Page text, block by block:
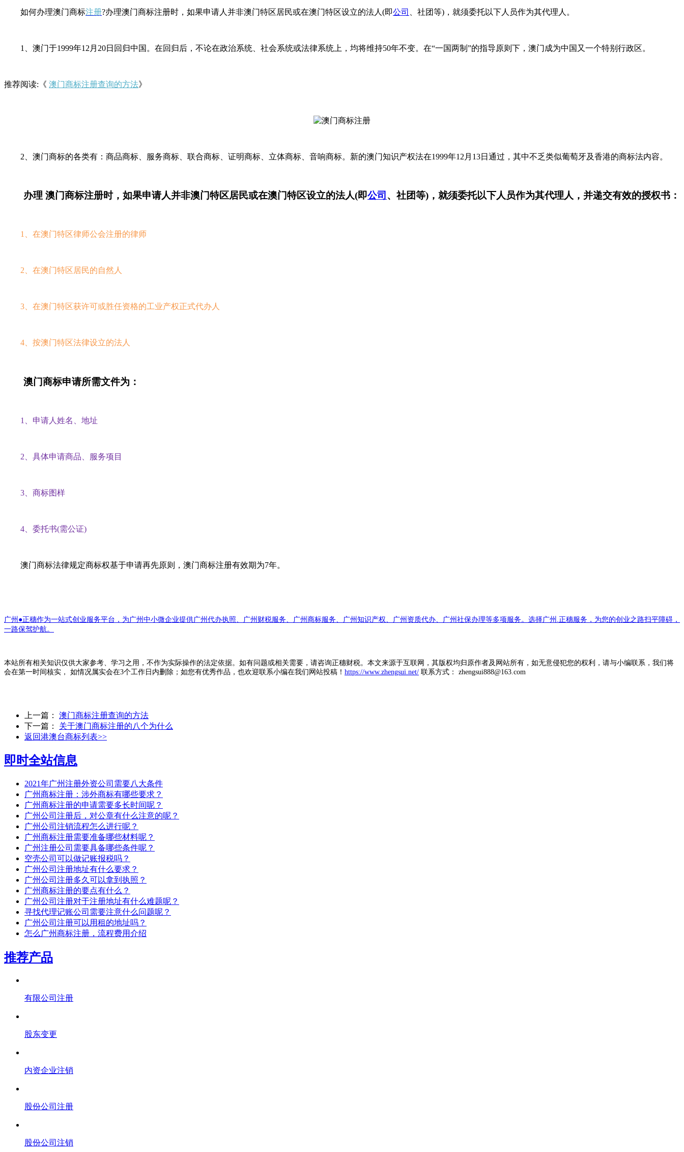
如何办理澳门商标注册?办理澳门商标注册时，如果申请人并非澳门特区居民或在澳门特区设立的法人(即公司 、社团等)，就须委托以下人员作为其代理人。
1、澳门于1999年12月20日回归中国。在回归后，不论在政治系统、社会系统或法律系统上，均将维持50年不变。在“一国两制”的指导原则下，澳门成为中国又一个特别行政区。
推荐阅读:《 澳门商标注册查询的方法》
2、澳门商标的各类有：商品商标、服务商标、联合商标、证明商标、立体商标、音响商标。新的澳门知识产权法在1999年12月13日通过，其中不乏类似葡萄牙及香港的商标法内容。
办理 澳门商标注册时，如果申请人并非澳门特区居民或在澳门特区设立的法人(即公司 、社团等)，就须委托以下人员作为其代理人，并递交有效的授权书：
1、在澳门特区律师公会注册的律师
2、在澳门特区居民的自然人
3、在澳门特区获许可或胜任资格的工业产权正式代办人
4、按澳门特区法律设立的法人
澳门商标申请所需文件为：
1、申请人姓名、地址
2、具体申请商品、服务项目
3、商标图样
4、委托书(需公证)
澳门商标法律规定商标权基于申请再先原则，澳门商标注册有效期为7年。
广州●正穗作为一站式创业服务平台，为广州中小微企业提供广州代办执照、广州财税服务、广州商标服务、广州知识产权、广州资质代办、广州社保办理等多项服务。选择广州.正穗服务，为您的创业之路扫平障碍，
一路保驾护航。
本站所有相关知识仅供大家参考、学习之用，不作为实际操作的法定依据。如有问题或相关需要，请咨询正穗财税。本文来源于互联网，其版权均归原作者及网站所有，如无意侵犯您的权利，请与小编联系，我们将
会在第一时间核实， 如情况属实会在3个工作日内删除；如您有优秀作品，也欢迎联系小编在我们网站投稿！ https://www.zhengsui.net/ 联系方式： zhengsui888@163.com
上一篇： 澳门商标注册查询的方法
下一篇： 关于澳门商标注册的八个为什么
返回港澳台商标列表>>
即时全站信息
2021年广州注册外资公司需要八大条件
广州商标注册：涉外商标有哪些要求？
广州商标注册的申请需要多长时间呢？
广州公司注册后，对公章有什么注意的呢？
广州公司注销流程怎么进行呢？
广州商标注册需要准备哪些材料呢？
广州注册公司需要具备哪些条件呢？
空壳公司可以做记账报税吗？
广州公司注册地址有什么要求？
广州公司注册多久可以拿到执照？
广州商标注册的要点有什么？
广州公司注册对于注册地址有什么难题呢？
寻找代理记账公司需要注意什么问题呢？
广州公司注册可以用租的地址吗？
怎么广州商标注册，流程费用介绍
推荐产品
有限公司注册
股东变更
内资企业注销
股份公司注册
股份公司注销